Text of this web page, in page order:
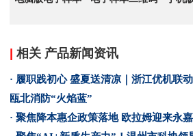
| 相关 产品新闻资讯
· 履职践初心 盛夏送清凉｜浙江优机联
瓯北消防“火焰蓝”
· 聚焦降本惠企政策落地 欧拉姆迎来永